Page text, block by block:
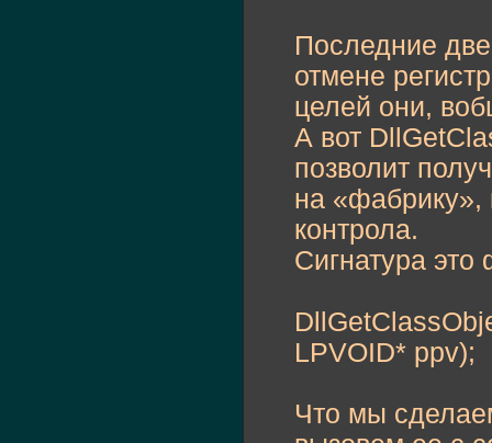
Последние
отмене
целей они,
А вот
позволит
на «фабрику»,
контрола.
Сигнатура это
LPVOID* ppv);
Что мы